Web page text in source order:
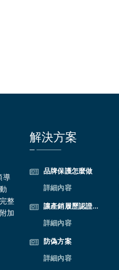
導
整
加
解決方案
品牌保護怎麼做
詳細內容
讓產銷履歷認證更完整
詳細內容
防偽方案
詳細內容